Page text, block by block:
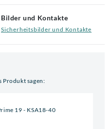
Bilder und Kontakte
Sicherheitsbilder und Kontakte
Produkt sagen:
19 - KSA18-40